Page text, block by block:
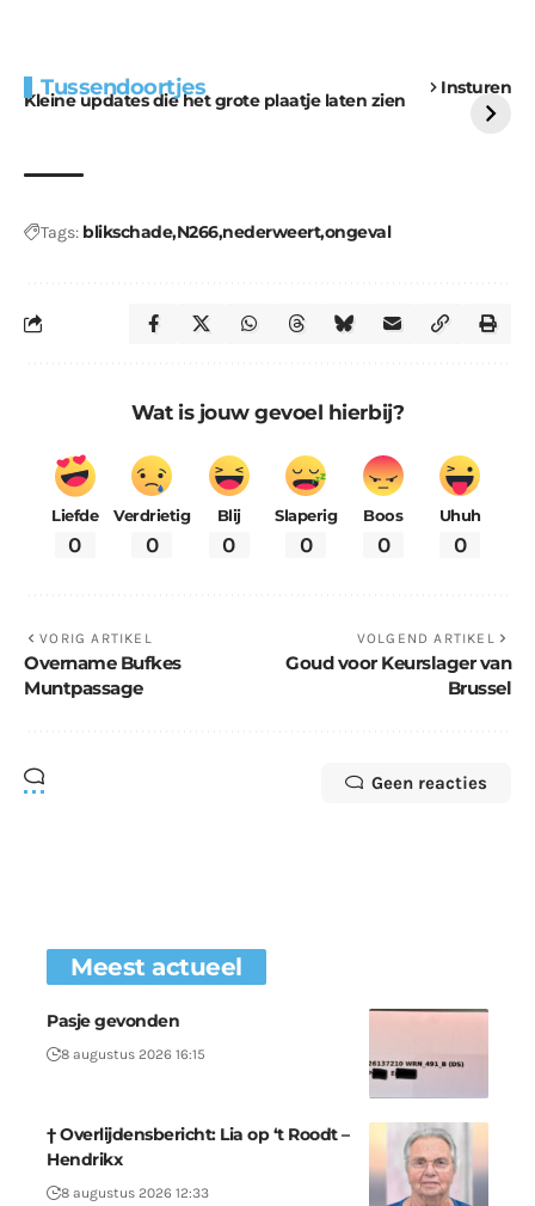
Tussendoortjes Insturen
Kleine updates die het grote plaatje laten zien
voor kabouters
uitdaging
Tags: blikschadeN266nederweertongeval
Wat is jouw gevoel hierbij?
Liefde
0
Verdrietig
0
Blij
0
Slaperig
0
Boos
0
Uhuh
0
VORIG ARTIKEL
Overname Bufkes
Muntpassage
VOLGEND ARTIKEL
Goud voor Keurslager van
Brussel
Geen reacties
Meest actueel
Pasje gevonden
8 augustus 2026 16:15
† Overlijdensbericht: Lia op ‘t Roodt –
Hendrikx
8 augustus 2026 12:33